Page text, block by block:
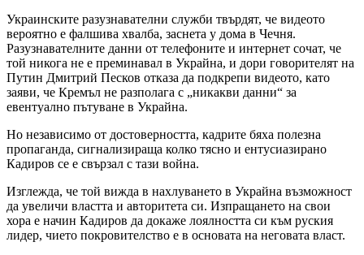
Украинските разузнавателни служби твърдят, че видеото
вероятно е фалшива хвалба, заснета у дома в Чечня.
Разузнавателните данни от телефоните и интернет сочат, че
той никога не е преминавал в Украйна, и дори говорителят на
Путин Дмитрий Песков отказа да подкрепи видеото, като
заяви, че Кремъл не разполага с „никакви данни“ за
евентуално пътуване в Украйна.
Но независимо от достоверността, кадрите бяха полезна
пропаганда, сигнализираща колко тясно и ентусиазирано
Кадиров се е свързал с тази война.
Изглежда, че той вижда в нахлуването в Украйна възможност
да увеличи властта и авторитета си. Изпращането на свои
хора е начин Кадиров да докаже лоялността си към руския
лидер, чието покровителство е в основата на неговата власт.